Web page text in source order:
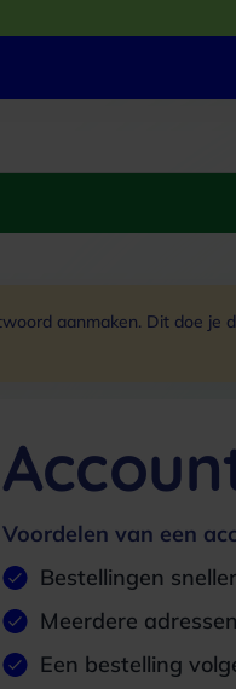
aanmaken. Dit doe je
Voordelen van een
Bestellingen
Meerdere
Een bestelling